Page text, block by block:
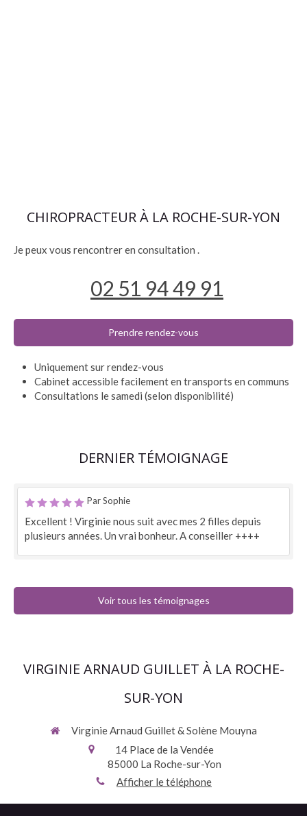
CHIROPRACTEUR À LA ROCHE-SUR-YON
Je peux vous rencontrer en consultation .
02 51 94 49 91
Prendre rendez-vous
Uniquement sur rendez-vous
Cabinet accessible facilement en transports en communs
Consultations le samedi (selon disponibilité)
DERNIER TÉMOIGNAGE
Par Sophie
Excellent ! Virginie nous suit avec mes 2 filles depuis
plusieurs années. Un vrai bonheur. A conseiller ++++
Voir tous les témoignages
VIRGINIE ARNAUD GUILLET À LA ROCHE-
SUR-YON
Virginie Arnaud Guillet & Solène Mouyna
14 Place de la Vendée
85000 La Roche-sur-Yon
Afficher le téléphone